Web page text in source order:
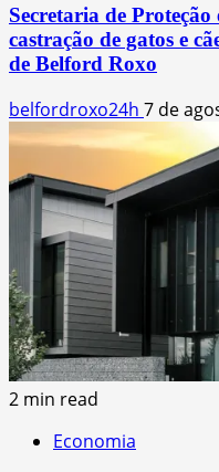
Secretaria de
castração de gatos e
de Belford Roxo
belfordroxo24h 7 de
2 min read
Economia